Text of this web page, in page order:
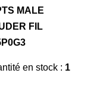
MALE
FIL
en stock : 1